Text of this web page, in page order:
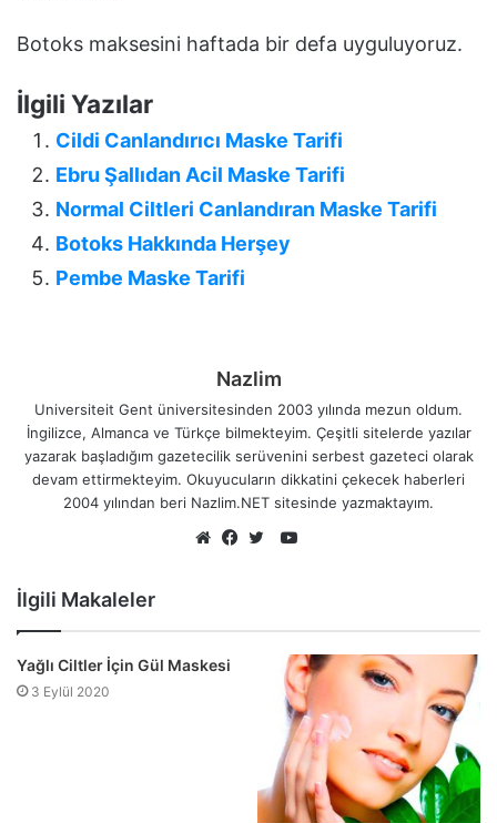
Botoks maksesini haftada bir defa uyguluyoruz.
İlgili Yazılar
Cildi Canlandırıcı Maske Tarifi
Ebru Şallıdan Acil Maske Tarifi
Normal Ciltleri Canlandıran Maske Tarifi
Botoks Hakkında Herşey
Pembe Maske Tarifi
Nazlim
Universiteit Gent üniversitesinden 2003 yılında mezun oldum.
İngilizce, Almanca ve Türkçe bilmekteyim. Çeşitli sitelerde yazılar
yazarak başladığım gazetecilik serüvenini serbest gazeteci olarak
devam ettirmekteyim. Okuyucuların dikkatini çekecek haberleri
2004 yılından beri Nazlim.NET sitesinde yazmaktayım.
YouTube
İlgili Makaleler
Yağlı Ciltler İçin Gül Maskesi
3 Eylül 2020